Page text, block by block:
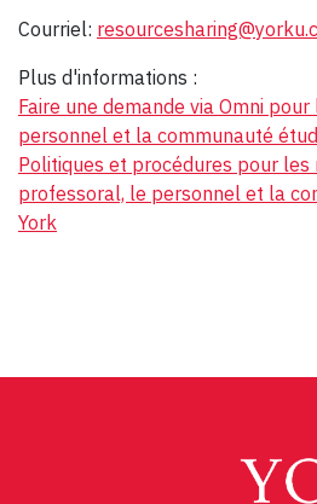
Courriel:
Plus d'informations :
Faire une demande via Omni
personnel et la communauté
Politiques et procédures pour les
professoral, le personnel et la
York